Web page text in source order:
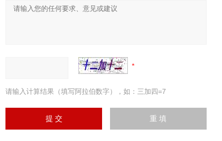
请输入计算结果（填写阿拉伯数字），如：三加四=7